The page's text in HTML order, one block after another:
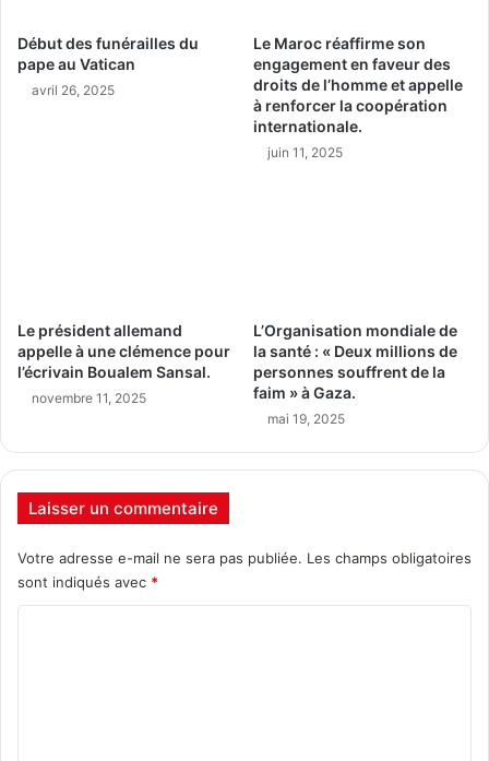
Début des funérailles du
pape au Vatican
avril 26, 2025
Le Maroc réaffirme son
engagement en faveur des
droits de l’homme et appelle
à renforcer la coopération
internationale.
juin 11, 2025
Le président allemand
appelle à une clémence pour
l’écrivain Boualem Sansal.
novembre 11, 2025
L’Organisation mondiale de
la santé : « Deux millions de
personnes souffrent de la
faim » à Gaza.
mai 19, 2025
Laisser un commentaire
Votre adresse e-mail ne sera pas publiée. Les champs obligatoires
sont indiqués avec *